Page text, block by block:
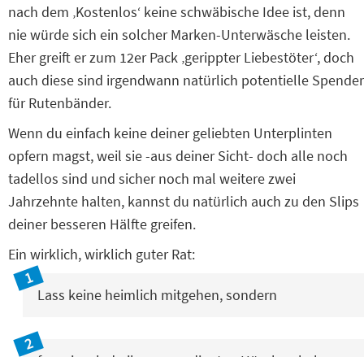
nach dem ‚Kostenlos‘ keine schwäbische Idee ist, denn
nie würde sich ein solcher Marken-Unterwäsche leisten.
Eher greift er zum 12er Pack ‚gerippter Liebestöter‘, doch
auch diese sind irgendwann natürlich potentielle Spender
für Rutenbänder.
Wenn du einfach keine deiner geliebten Unterplinten
opfern magst, weil sie -aus deiner Sicht- doch alle noch
tadellos sind und sicher noch mal weitere zwei
Jahrzehnte halten, kannst du natürlich auch zu den Slips
deiner besseren Hälfte greifen.
Ein wirklich, wirklich guter Rat:
Lass keine heimlich mitgehen, sondern